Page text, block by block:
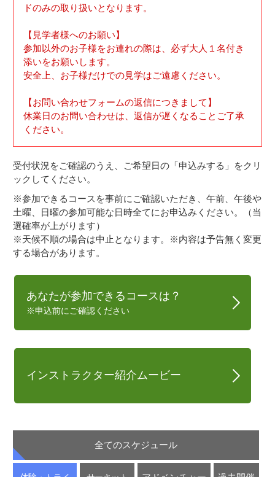
ドのみの取り扱いとなります。
【見学者様へのお願い】
参加以外のお子様をお連れの際は、必ず大人１名付き
添いをお願いします。
安全上、お子様だけでの見学はご遠慮ください。
【お問い合わせフォームの返信につきまして】
休業日のお問い合わせは、返信が遅くなることご了承
ください。
受付状況をご確認のうえ、ご希望日の「申込みする」をクリ
ックしてください。
※参加できるコースを事前にご確認いただき、午前、午後や
土曜、日曜の参加可能な日時全てにお申込みください。（当
選確率が上がります）
※天候不順の場合は中止となります。※内容は予告無く変更
する場合があります。
あなたが参加できるコースは？
※申込前にご確認ください
インストラクター紹介ムービー
全てのスケジュール